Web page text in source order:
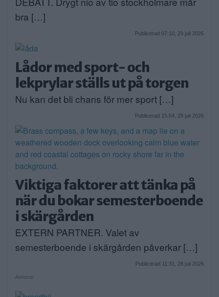
bra […]
Publicerad 07:10, 29 juli 2026
Lådor med sport- och
lekprylar ställs ut på torgen
Nu kan det bli chans för mer sport […]
Publicerad 15:54, 28 juli 2026
Viktiga faktorer att tänka på
när du bokar semesterboende
i skärgården
EXTERN PARTNER. Valet av
semesterboende i skärgården påverkar […]
Publicerad 11:31, 28 juli 2026
Annons: